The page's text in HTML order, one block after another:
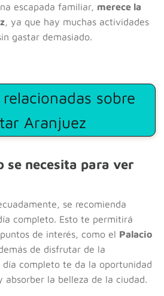
escapada familiar, merece la
, ya que hay muchas actividades
gastar demasiado.
sobre
Aranjuez
se necesita para ver
se recomienda
completo. Esto te permitirá
de interés, como el Palacio
de disfrutar de la
día completo te da la oportunidad
absorber la belleza de la ciudad.